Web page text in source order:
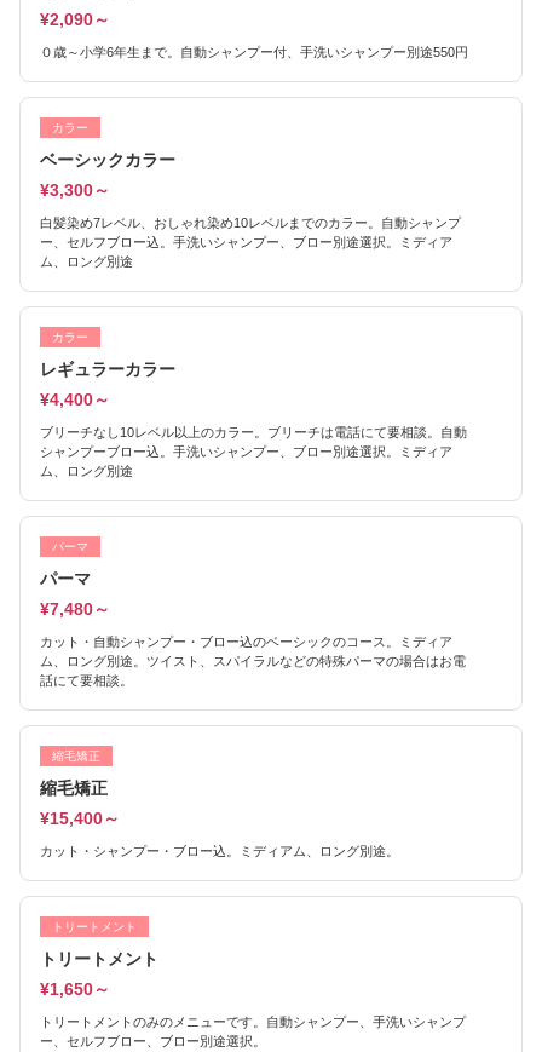
¥2,090～
０歳～小学6年生まで。自動シャンプー付、手洗いシャンプー別途550円
カラー
ベーシックカラー
¥3,300～
白髪染め7レベル、おしゃれ染め10レベルまでのカラー。自動シャンプ
ー、セルフブロー込。手洗いシャンプー、ブロー別途選択。ミディア
ム、ロング別途
カラー
レギュラーカラー
¥4,400～
ブリーチなし10レベル以上のカラー。ブリーチは電話にて要相談。自動
シャンプーブロー込。手洗いシャンプー、ブロー別途選択。ミディア
ム、ロング別途
パーマ
パーマ
¥7,480～
カット・自動シャンプー・ブロー込のベーシックのコース。ミディア
ム、ロング別途。ツイスト、スパイラルなどの特殊パーマの場合はお電
話にて要相談。
縮毛矯正
縮毛矯正
¥15,400～
カット・シャンプー・ブロー込。ミディアム、ロング別途。
トリートメント
トリートメント
¥1,650～
トリートメントのみのメニューです。自動シャンプー、手洗いシャンプ
ー、セルフブロー、ブロー別途選択。